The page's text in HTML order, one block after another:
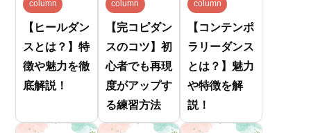
column
【ヒールダン
スとは？】特
徴や魅力を徹
底解説！
column
【完コピダン
スのコツ】初
心者でも再現
度がアップす
る練習方法
column
【コンテンポ
ラリーダンス
とは？】魅力
や特徴を解
説！